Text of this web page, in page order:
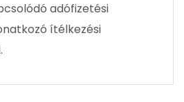
adófizetési
ítélkezési